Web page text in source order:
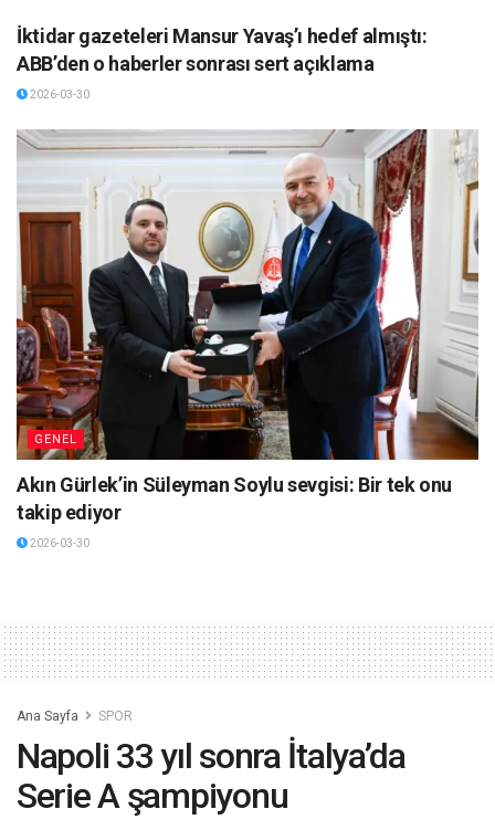
İktidar gazeteleri Mansur Yavaş’ı hedef almıştı:
ABB’den o haberler sonrası sert açıklama
2026-03-30
GENEL
Akın Gürlek’in Süleyman Soylu sevgisi: Bir tek onu
takip ediyor
2026-03-30
Ana Sayfa SPOR
Napoli 33 yıl sonra İtalya’da
Serie A şampiyonu